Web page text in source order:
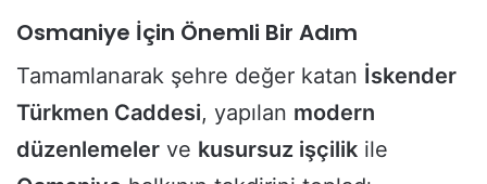
Osmaniye İçin Önemli Bir Adım
Tamamlanarak şehre değer katan İskender
Türkmen Caddesi, yapılan modern
düzenlemeler ve kusursuz işçilik ile